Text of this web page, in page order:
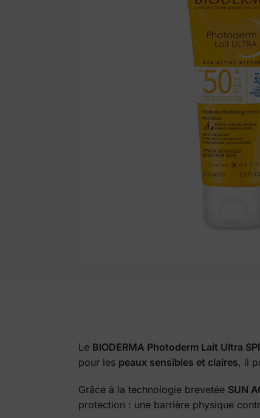
Le BIODERMA Photoderm Lait Ultra
pour les peaux sensibles et claires, il
Grâce à la technologie brevetée SUN
protection : une barrière physique